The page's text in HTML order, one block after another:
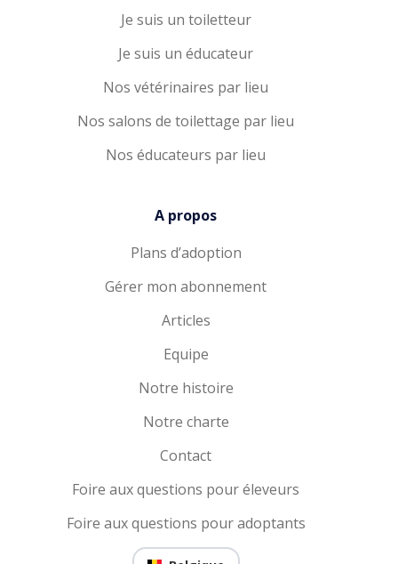
Je suis un toiletteur
Je suis un éducateur
Nos vétérinaires par lieu
Nos salons de toilettage par lieu
Nos éducateurs par lieu
A propos
Plans d’adoption
Gérer mon abonnement
Articles
Equipe
Notre histoire
Notre charte
Contact
Foire aux questions pour éleveurs
Foire aux questions pour adoptants